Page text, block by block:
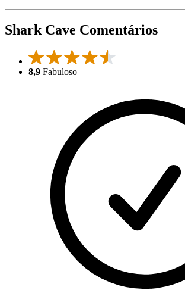
Shark Cave Comentários
8,9 Fabuloso